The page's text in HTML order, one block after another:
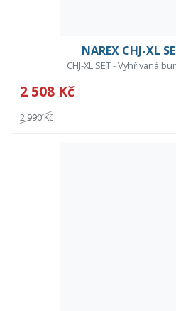
NAREX CHJ-XL
CHJ-XL SET - Vyhřívaná
2 508 Kč
2 990 Kč